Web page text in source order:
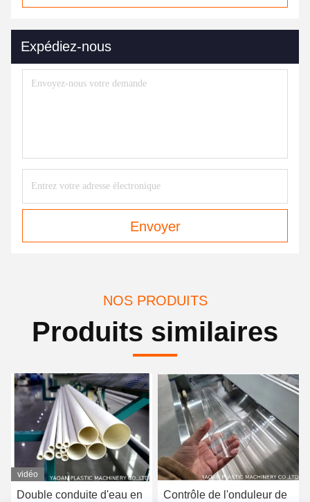
Expédiez-nous
Envoyer
NOS PRODUITS
Produits similaires
vidéo
Double conduite d'eau en
Contrôle de l'onduleur de